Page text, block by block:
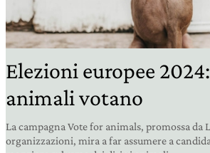
Elezioni europee
animali votano
La campagna Vote for animals, promossa da
organizzazioni, mira a far assumere a